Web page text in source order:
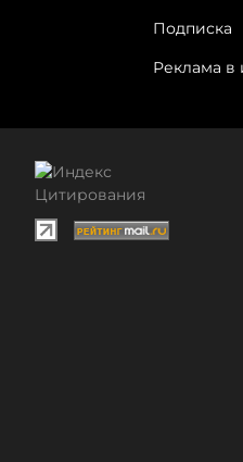
Подписка
Реклама в